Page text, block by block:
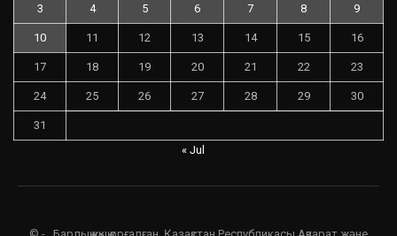
3 4 5 6 7 8 9
10 11 12 13 14 15 16
17 18 19 20 21 22 23
24 25 26 27 28 29 30
31
« Jul